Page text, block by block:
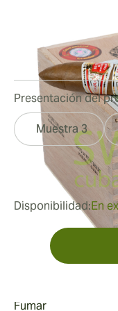
125 mm
0
237,20 € fue
Disponibilidad:En
Presentación del
Muestra 3
Cantidad
Fumar